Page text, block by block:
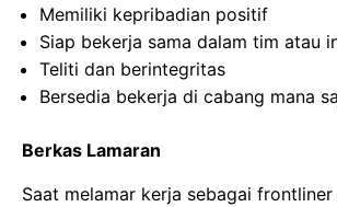
Memiliki kepribadian positif
Siap bekerja sama dalam tim atau
Teliti dan berintegritas
Bersedia bekerja di cabang mana
Berkas Lamaran
Saat melamar kerja sebagai